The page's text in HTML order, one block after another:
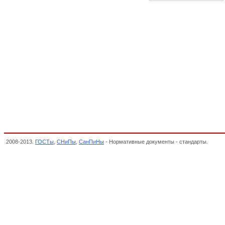
2008-2013. ГОСТы СНиПы СанПиНы - Нормативные документы - стандарты.